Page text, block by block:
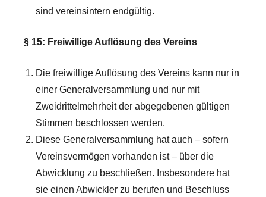
sind vereinsintern endgültig.
§ 15: Freiwillige Auflösung des Vereins
Die freiwillige Auflösung des Vereins kann nur in
einer Generalversammlung und nur mit
Zweidrittelmehrheit der abgegebenen gültigen
Stimmen beschlossen werden.
Diese Generalversammlung hat auch – sofern
Vereinsvermögen vorhanden ist – über die
Abwicklung zu beschließen. Insbesondere hat
sie einen Abwickler zu berufen und Beschluss